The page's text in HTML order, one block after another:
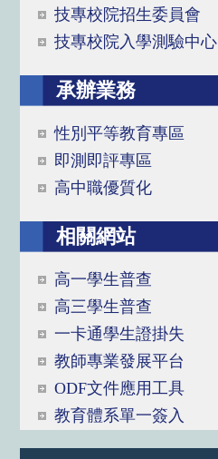
技專校院招生委員會
技專校院入學測驗中心
承辦業務
性別平等教育專區
即測即評專區
高中職優質化
相關網站
高一學生普查
高三學生普查
一卡通學生證掛失
教師專業發展平台
ODF文件應用工具
教育體系單一簽入